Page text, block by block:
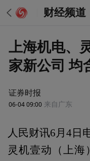
财经频道
上海机电、
家新公司 均
证券时报
06-04 09:00 来自广东
人民财讯6月4日
灵机壹动（上海